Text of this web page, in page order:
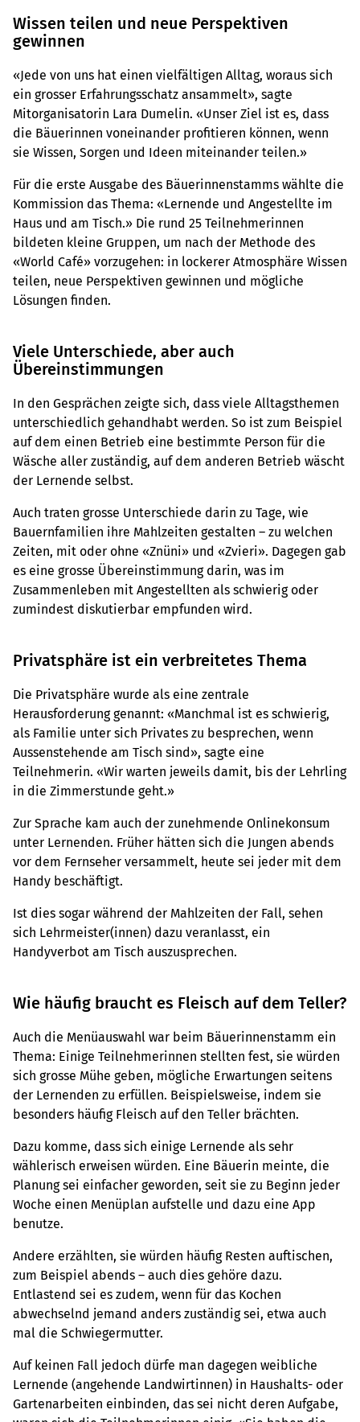
Wissen teilen und neue Perspektiven
gewinnen
«Jede von uns hat einen vielfältigen Alltag, woraus sich
ein grosser Erfahrungsschatz ansammelt», sagte
Mitorganisatorin Lara Dumelin. «Unser Ziel ist es, dass
die Bäuerinnen voneinander profitieren können, wenn
sie Wissen, Sorgen und Ideen miteinander teilen.»
Für die erste Ausgabe des Bäuerinnenstamms wählte die
Kommission das Thema: «Lernende und Angestellte im
Haus und am Tisch.» Die rund 25 Teilnehmerinnen
bildeten kleine Gruppen, um nach der Methode des
«World Café» vorzugehen: in lockerer Atmosphäre Wissen
teilen, neue Perspektiven gewinnen und mögliche
Lösungen finden.
Viele Unterschiede, aber auch
Übereinstimmungen
In den Gesprächen zeigte sich, dass viele Alltagsthemen
unterschiedlich gehandhabt werden. So ist zum Beispiel
auf dem einen Betrieb eine bestimmte Person für die
Wäsche aller zuständig, auf dem anderen Betrieb wäscht
der Lernende selbst.
Auch traten grosse Unterschiede darin zu Tage, wie
Bauernfamilien ihre Mahlzeiten gestalten – zu welchen
Zeiten, mit oder ohne «Znüni» und «Zvieri». Dagegen gab
es eine grosse Übereinstimmung darin, was im
Zusammenleben mit Angestellten als schwierig oder
zumindest diskutierbar empfunden wird.
Privatsphäre ist ein verbreitetes Thema
Die Privatsphäre wurde als eine zentrale
Herausforderung genannt: «Manchmal ist es schwierig,
als Familie unter sich Privates zu besprechen, wenn
Aussenstehende am Tisch sind», sagte eine
Teilnehmerin. «Wir warten jeweils damit, bis der Lehrling
in die Zimmerstunde geht.»
Zur Sprache kam auch der zunehmende Onlinekonsum
unter Lernenden. Früher hätten sich die Jungen abends
vor dem Fernseher versammelt, heute sei jeder mit dem
Handy beschäftigt.
Ist dies sogar während der Mahlzeiten der Fall, sehen
sich Lehrmeister(innen) dazu veranlasst, ein
Handyverbot am Tisch auszusprechen.
Wie häufig braucht es Fleisch auf dem Teller?
Auch die Menüauswahl war beim Bäuerinnenstamm ein
Thema: Einige Teilnehmerinnen stellten fest, sie würden
sich grosse Mühe geben, mögliche Erwartungen seitens
der Lernenden zu erfüllen. Beispielsweise, indem sie
besonders häufig Fleisch auf den Teller brächten.
Dazu komme, dass sich einige Lernende als sehr
wählerisch erweisen würden. Eine Bäuerin meinte, die
Planung sei einfacher geworden, seit sie zu Beginn jeder
Woche einen Menüplan aufstelle und dazu eine App
benutze.
Andere erzählten, sie würden häufig Resten auftischen,
zum Beispiel abends – auch dies gehöre dazu.
Entlastend sei es zudem, wenn für das Kochen
abwechselnd jemand anders zuständig sei, etwa auch
mal die Schwiegermutter.
Auf keinen Fall jedoch dürfe man dagegen weibliche
Lernende (angehende Landwirtinnen) in Haushalts- oder
Gartenarbeiten einbinden, das sei nicht deren Aufgabe,